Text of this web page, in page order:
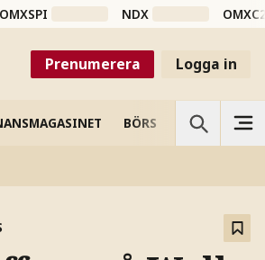
OMXSPI NDX
Prenumerera Logga in
BÖRS VETENSKAP